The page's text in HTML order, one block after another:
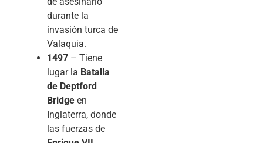
durante la
invasión turca de
Valaquia.
1497 – Tiene
lugar la Batalla
de Deptford
Bridge en
Inglaterra, donde
las fuerzas de